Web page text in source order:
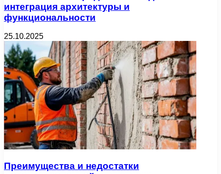
интеграция архитектуры и
функциональности
25.10.2025
Преимущества и недостатки